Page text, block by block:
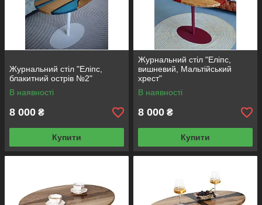
Журнальний стіл "Еліпс,
блакитний острів №2"
В наявності
8 000 ₴
Купити
Журнальний стіл "Еліпс,
вишневий, Мальтійський
хрест"
В наявності
8 000 ₴
Купити